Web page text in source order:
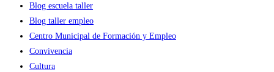
Blog escuela taller
Blog taller empleo
Centro Municipal de Formación y Empleo
Convivencia
Cultura